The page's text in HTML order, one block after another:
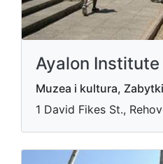
Ayalon
Muzea i kultura,
1 David Fikes St.,